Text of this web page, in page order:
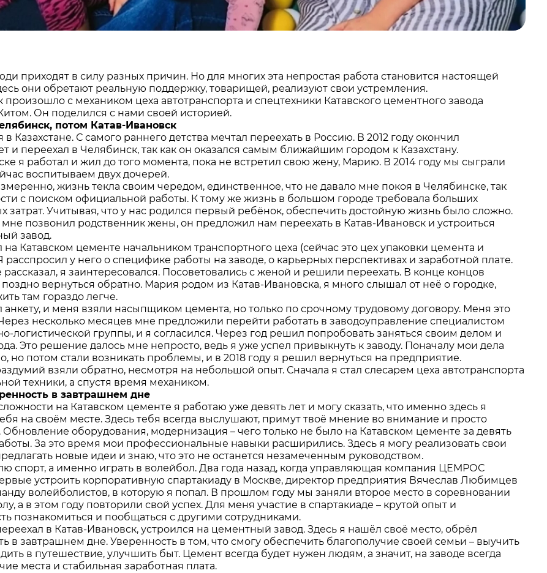
приходят в силу разных причин. Но для многих эта непростая работа становится настоящей
они обретают реальную поддержку, товарищей, реализуют свои устремления.
произошло с механиком цеха автотранспорта и спецтехники Катавского цементного завода
Он поделился с нами своей историей.
потом Катав-Ивановск
в Казахстане. С самого раннего детства мечтал переехать в Россию. В 2012 году окончил
и переехал в Челябинск, так как он оказался самым ближайшим городом к Казахстану.
я работал и жил до того момента, пока не встретил свою жену, Марию. В 2014 году мы сыграли
воспитываем двух дочерей.
жизнь текла своим чередом, единственное, что не давало мне покоя в Челябинске, так
с поиском официальной работы. К тому же жизнь в большом городе требовала больших
затрат. Учитывая, что у нас родился первый ребёнок, обеспечить достойную жизнь было сложно.
мне позвонил родственник жены, он предложил нам переехать в Катав-Ивановск и устроиться
завод.
на Катавском цементе начальником транспортного цеха (сейчас это цех упаковки цемента и
расспросил у него о специфике работы на заводе, о карьерных перспективах и заработной плате.
я заинтересовался. Посоветовались с женой и решили переехать. В конце концов
поздно вернуться обратно. Мария родом из Катав-Ивановска, я много слышал от неё о городке,
там гораздо легче.
анкету, и меня взяли насыпщиком цемента, но только по срочному трудовому договору. Меня это
несколько месяцев мне предложили перейти работать в заводоуправление специалистом
логистической группы, и я согласился. Через год решил попробовать заняться своим делом и
Это решение далось мне непросто, ведь я уже успел привыкнуть к заводу. Поначалу мои дела
но потом стали возникать проблемы, и в 2018 году я решил вернуться на предприятие.
взяли обратно, несмотря на небольшой опыт. Сначала я стал слесарем цеха автотранспорта
техники, а спустя время механиком.
в завтрашнем дне
на Катавском цементе я работаю уже девять лет и могу сказать, что именно здесь я
на своём месте. Здесь тебя всегда выслушают, примут твоё мнение во внимание и просто
Обновление оборудования, модернизация – чего только не было на Катавском цементе за девять
За это время мои профессиональные навыки расширились. Здесь я могу реализовать свои
новые идеи и знаю, что это не останется незамеченным руководством.
спорт, а именно играть в волейбол. Два года назад, когда управляющая компания ЦЕМРОС
устроить корпоративную спартакиаду в Москве, директор предприятия Вячеслав Любимцев
волейболистов, в которую я попал. В прошлом году мы заняли второе место в соревновании
а в этом году повторили свой успех. Для меня участие в спартакиаде – крутой опыт и
познакомиться и пообщаться с другими сотрудниками.
в Катав-Ивановск, устроился на цементный завод. Здесь я нашёл своё место, обрёл
в завтрашнем дне. Уверенность в том, что смогу обеспечить благополучие своей семьи – выучить
в путешествие, улучшить быт. Цемент всегда будет нужен людям, а значит, на заводе всегда
места и стабильная заработная плата.